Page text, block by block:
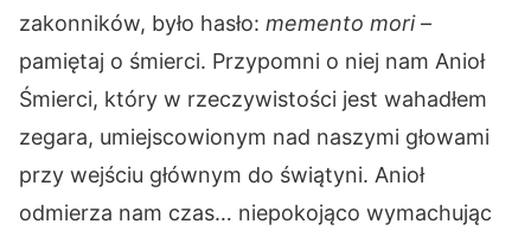
zakonników, było hasło: memento mori–
pamiętaj o śmierci. Przypomni o niej nam Anioł
Śmierci, który w rzeczywistości jest wahadłem
zegara, umiejscowionym nad naszymi głowami
przy wejściu głównym do świątyni. Anioł
odmierza nam czas… niepokojąco wymachując